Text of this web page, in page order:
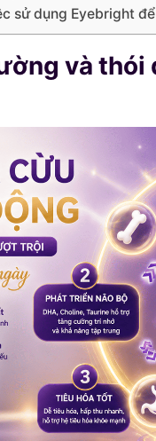
sử dụng Eyebright
và